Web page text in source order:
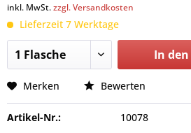
inkl. MwSt.zzgl. Versandkosten
Lieferzeit 7 Werktage
In den
Merken Bewerten
Artikel-Nr.: 10078